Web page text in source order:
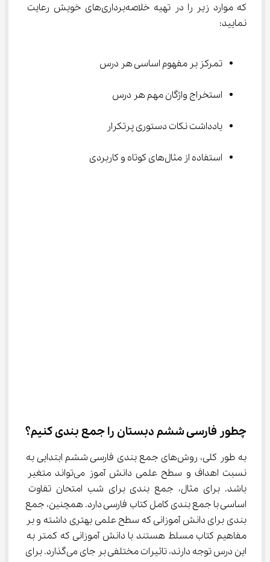
که موارد زیر را در تهیه خلاصه‌برداری‌های خویش رعایت
نمایید:
تمرکز بر مفهوم اساسی هر درس
استخراج واژگان مهم هر درس
یادداشت نکات دستوری پرتکرار
استفاده از مثال‌های کوتاه و کاربردی
چطور فارسی ششم دبستان را جمع بندی کنیم؟
به طور کلی، روش‌های جمع بندی فارسی ششم ابتدایی به
نسبت اهداف و سطح علمی دانش آموز می‌تواند متغیر
باشد. برای مثال، جمع بندی برای شب امتحان تفاوت
اساسی با جمع بندی کامل کتاب فارسی دارد. همچنین، جمع
بندی برای دانش آموزانی که سطح علمی بهتری داشته و بر
مفاهیم کتاب مسلط هستند با دانش آموزانی که کمتر به
این درس توجه دارند، تاثیرات مختلفی بر جای می‌گذارد. برای